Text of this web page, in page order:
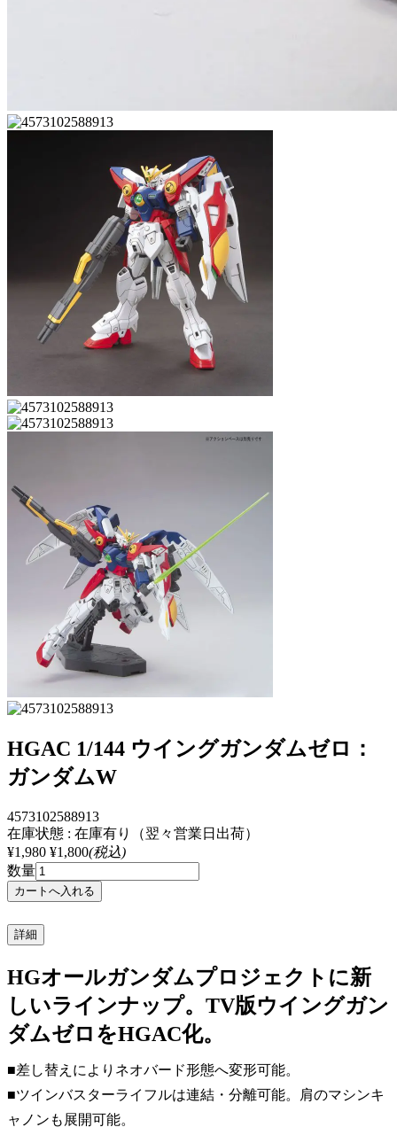
HGAC 1/144 ウイングガンダムゼロ：
ガンダムW
4573102588913
在庫状態 : 在庫有り（翌々営業日出荷）
¥1,980 ¥1,800(税込)
数量
詳細
HGオールガンダムプロジェクトに新
しいラインナップ。TV版ウイングガン
ダムゼロをHGAC化。
■差し替えによりネオバード形態へ変形可能。
■ツインバスターライフルは連結・分離可能。肩のマシンキ
ャノンも展開可能。